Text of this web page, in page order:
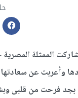
الممثلة
وأعربت عن
فرحت من قلبى